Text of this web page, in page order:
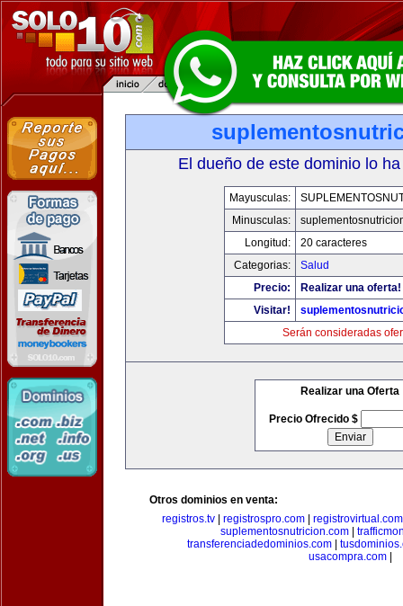
El dueño de este dominio lo
Mayusculas:
Minusculas:
Longitud:
20 caracteres
Categorias:
Salud
Precio:
Realizar una oferta!
Visitar!
Serán consideradas
Realizar una Oferta
Precio Ofrecido $
Otros dominios en venta:
registros.tv
registrospro.com
registrovirtual.com
suplementosnutricion.com|
transferenciadedominios.com|
usacompra.com|